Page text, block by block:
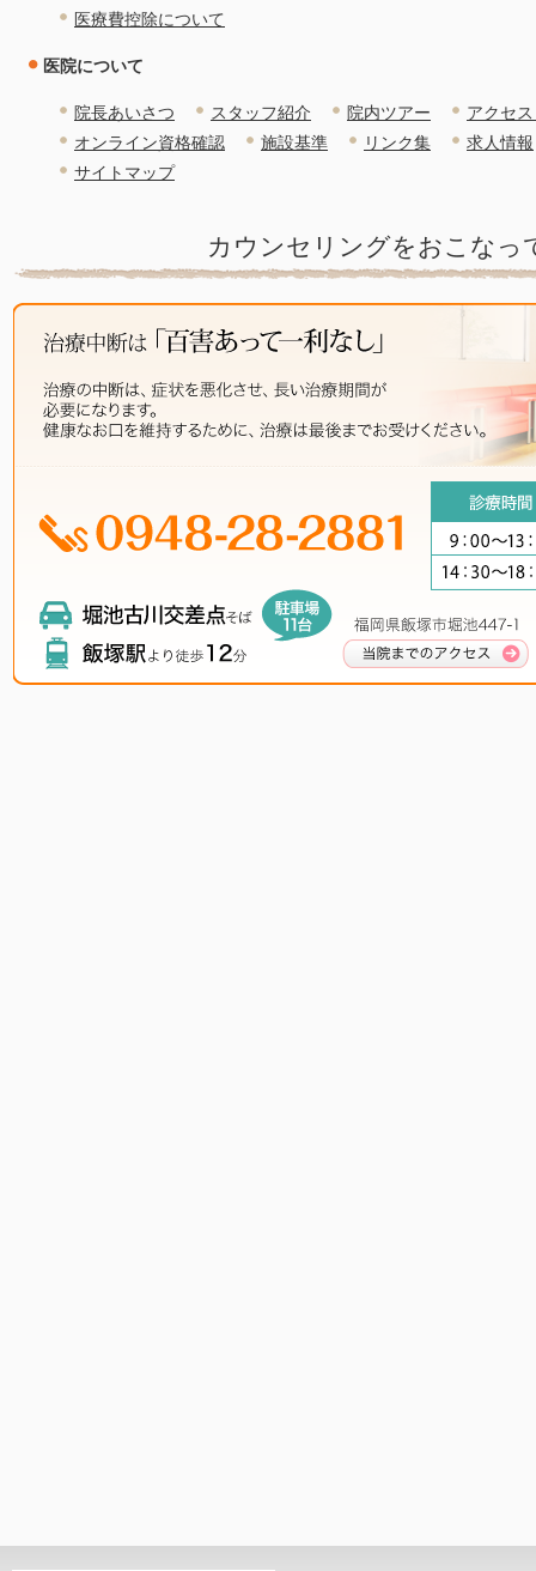
医療費控除について
医院について
院長あいさつ スタッフ紹介 院内ツアー
アクセ
オンライン資格確認
施設基準 リンク集
求人情報
サイトマップ
カウンセリングをおこなっ